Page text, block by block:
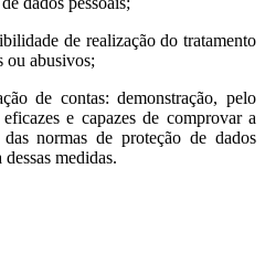
de realização do tratamento
ou abusivos;
de contas: demonstração, pelo
e capazes de comprovar a
normas de proteção de dados
medidas.